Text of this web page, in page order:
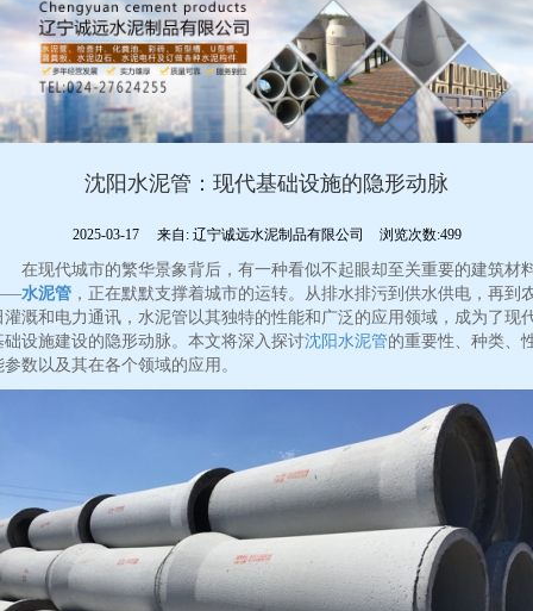
沈阳水泥管：现代基础设施的隐形动脉
2025-03-17 来自: 辽宁诚远水泥制品有限公司 浏览次数:499
在现代城市的繁华景象背后，有一种看似不起眼却至关重要的建筑材
水泥管，正在默默支撑着城市的运转。从排水排污到供水供电，再到
灌溉和电力通讯，水泥管以其独特的性能和广泛的应用领域，成为了现
础设施建设的隐形动脉。本文将深入探讨沈阳水泥管的重要性、种类、
参数以及其在各个领域的应用。